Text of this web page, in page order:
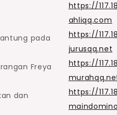
pada
Freya
dan
https://
ahliqq.com
https://
jurusqq.net
https://
https://